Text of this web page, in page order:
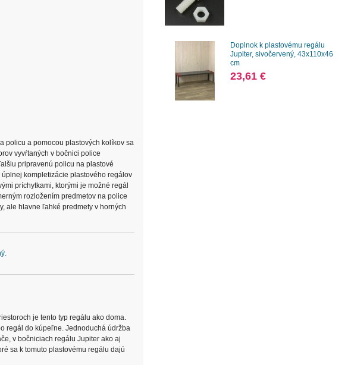
policu a pomocou plastových kolíkov sa
vyvŕtaných v bočnici police
pripravenú policu na plastové
kompletizácie plastového regálov
príchytkami, ktorými je možné regál
rozložením predmetov na police
ale hlavne ľahké predmety v horných
je tento typ regálu ako doma.
regál do kúpeľne. Jednoduchá údržba
v bočniciach regálu Jupiter ako aj
sa k tomuto plastovému regálu dajú
Doplnok k plastovému regálu
Jupiter, sivočervený, 43x110x46
cm
23,61 €